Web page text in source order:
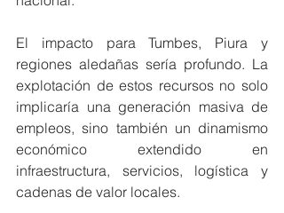
El impacto para Tumbes, Piura y
regiones aledañas sería profundo. La
explotación de estos recursos no solo
implicaría una generación masiva de
empleos, sino también un dinamismo
económico extendido en
infraestructura, servicios, logística y
cadenas de valor locales.